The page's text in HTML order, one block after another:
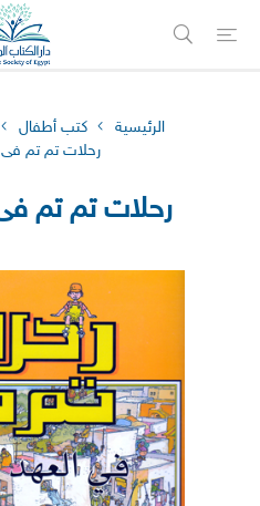
الرئيسية كتب أطفال
رحلات تم تم فى
رحلات تم تم